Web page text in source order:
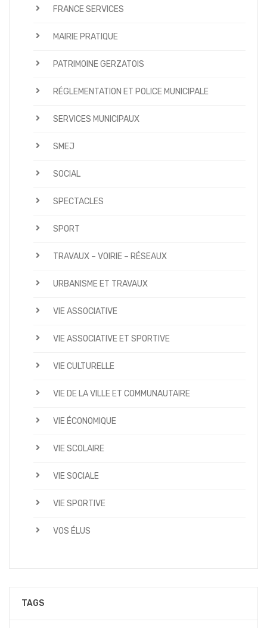
FRANCE SERVICES
MAIRIE PRATIQUE
PATRIMOINE GERZATOIS
RÉGLEMENTATION ET POLICE MUNICIPALE
SERVICES MUNICIPAUX
SMEJ
SOCIAL
SPECTACLES
SPORT
TRAVAUX – VOIRIE – RÉSEAUX
URBANISME ET TRAVAUX
VIE ASSOCIATIVE
VIE ASSOCIATIVE ET SPORTIVE
VIE CULTURELLE
VIE DE LA VILLE ET COMMUNAUTAIRE
VIE ÉCONOMIQUE
VIE SCOLAIRE
VIE SOCIALE
VIE SPORTIVE
VOS ÉLUS
TAGS